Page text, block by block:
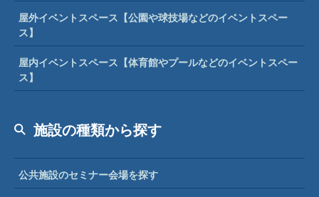
屋外イベントスペース【公園や球技場などのイベントスペー
ス】
屋内イベントスペース【体育館やプールなどのイベントスペー
ス】
施設の種類から探す
公共施設のセミナー会場を探す